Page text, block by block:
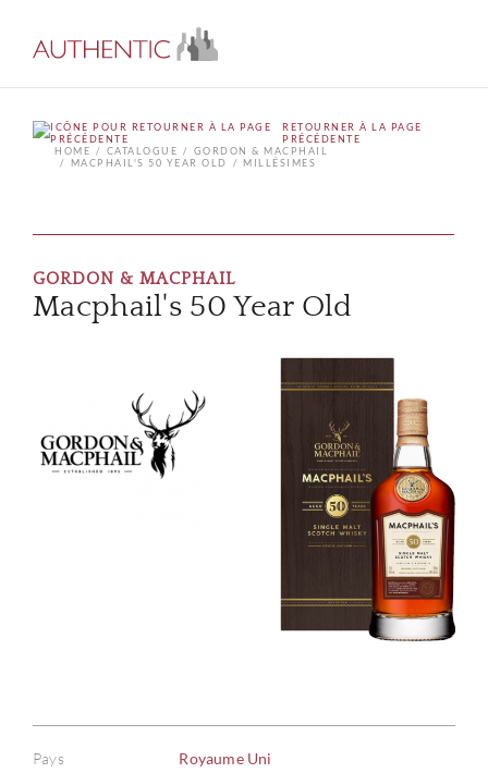
RETOURNER À LA PAGE
PRÉCÉDENTE
HOME
CATALOGUE
GORDON & MACPHAIL
MACPHAIL'S 50 YEAR OLD
MILLÉSIMES
GORDON & MACPHAIL
Macphail's 50 Year Old
Pays Royaume Uni